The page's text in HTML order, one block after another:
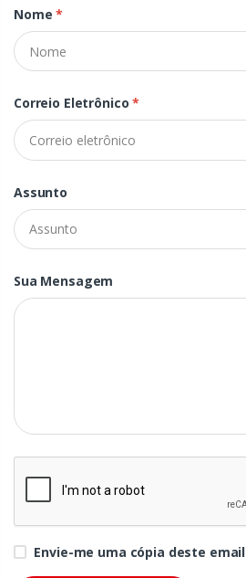
Nome*
Correio Eletrônico*
Assunto
Sua Mensagem
Envie-me uma cópia deste email